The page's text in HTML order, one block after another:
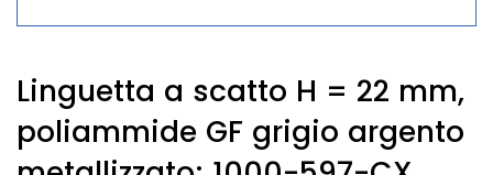
Linguetta a scatto H = 22 mm,
poliammide GF grigio argento